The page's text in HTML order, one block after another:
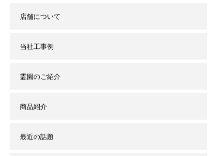
店舗について
当社工事例
霊園のご紹介
商品紹介
最近の話題